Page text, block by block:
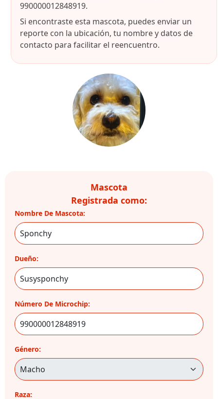
990000012848919.
Si encontraste esta mascota, puedes enviar un
reporte con la ubicación, tu nombre y datos de
contacto para facilitar el reencuentro.
Mascota
Registrada como:
Nombre De Mascota:
Dueño:
Número De Microchip:
Género:
Raza: